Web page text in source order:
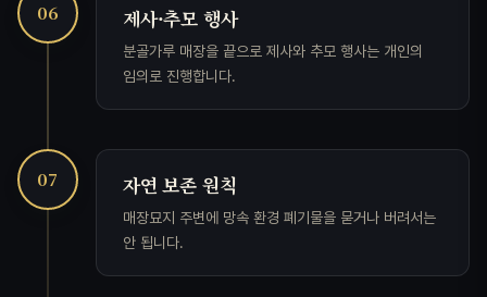
06 제사·추모 행사
분골가루 매장을 끝으로 제사와 추모 행사는 개인의
임의로 진행합니다.
07 자연 보존 원칙
매장묘지 주변에 망속 환경 폐기물을 묻거나 버려서는
안 됩니다.